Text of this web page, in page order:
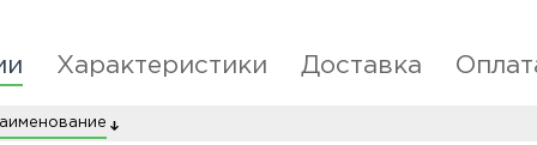
Характеристики Доставка